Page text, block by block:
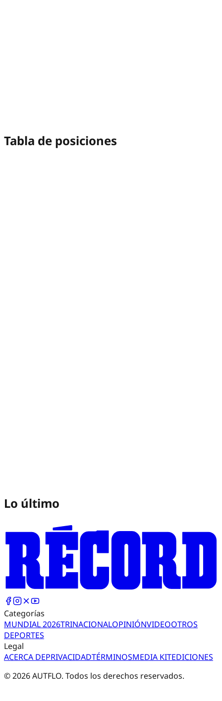
Tabla de posiciones
Lo último
Categorías
MUNDIAL 2026TRINACIONALOPINIÓNVIDEOOTROS
DEPORTES
Legal
ACERCA DEPRIVACIDADTÉRMINOSMEDIA KITEDICIONES
©2026AUTFLO. Todos los derechos reservados.